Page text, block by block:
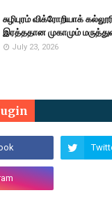
சுழிபுரம் விக்ரோறியாக்
இரத்ததான முகாமும்
July 23, 2026